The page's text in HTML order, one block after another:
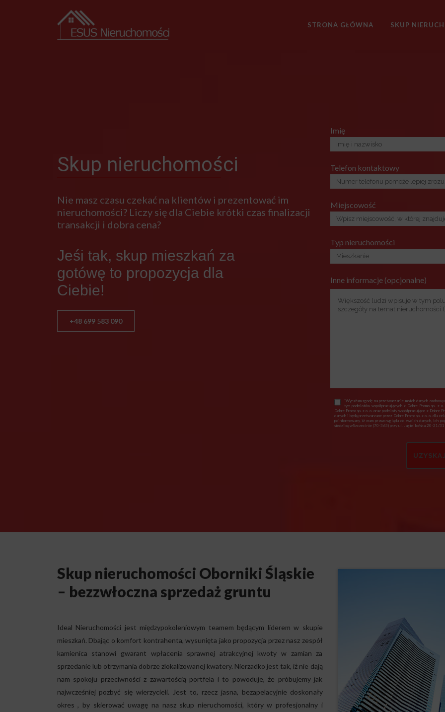
STRONA GŁÓWNA SKUP
Skup nieruchomości
Nie masz czasu czekać na klientów i prezentować im
nieruchomości? Liczy się dla Ciebie krótki czas finalizacji
transakcji i dobra cena?
Jeśi tak, skup mieszkań za
gotówę to propozycja dla
Ciebie!
+48 699 583 090
Imię
Telefon kontaktowy
Miejscowość
Typ nieruchomości
Inne informacje (opcjonalne)
*Wyrażam zgodę na przetwarzanie moich danych
tym podmiotów współpracujących z Dobre Promo sp. z
Dobre Promo sp. z o. o. oraz podmioty współpracujące z Dobre
danych i będą przetwarzane przez Dobre Promo sp. z o. o. dla
poinformowany, iż mam prawo wglądu do swoich danych, ich
siedzibą wSzczecinie (70-363) przy ul. Jagiellońska 20-21/
Skup nieruchomości Oborniki Śląskie
– bezzwłoczna sprzedaż gruntu
Ideal Nieruchomości jest międzypokoleniowym teamem będącym liderem w skupie
mieszkań. Dbając o komfort kontrahenta, wysunięta jako propozycja przez nasz zespół
kamienica stanowi gwarant wpłacenia sprawnej atrakcyjnej kwoty w zamian za
sprzedanie lub otrzymania dobrze zlokalizowanej kwatery. Nierzadko jest tak, iż nie dają
nam spokoju przeciwności z zawartością portfela i to powoduje, że próbujemy jak
najwcześniej pozbyć się wierzycieli. Jest to, rzecz jasna, bezapelacyjnie doskonały
okres , by skierować uwagę na nasz skup nieruchomości, który w profesjonalny i